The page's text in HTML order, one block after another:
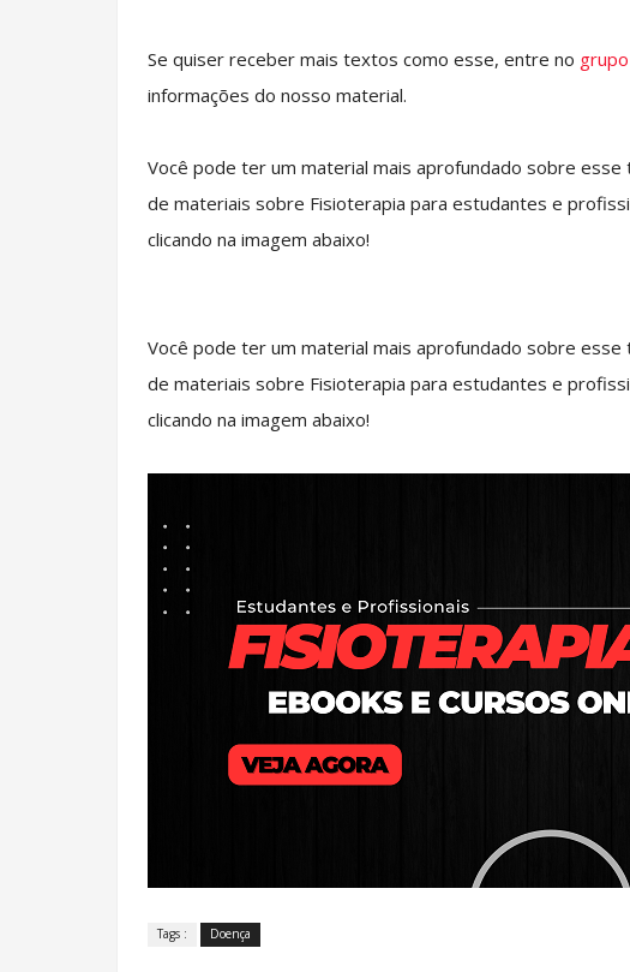
Se quiser receber mais textos como esse, entre no
informações do nosso material.
Você pode ter um material mais aprofundado sobre esse
de materiais sobre Fisioterapia para estudantes e
clicando na imagem abaixo!
Você pode ter um material mais aprofundado sobre esse
de materiais sobre Fisioterapia para estudantes e
clicando na imagem abaixo!
Tags : Doença